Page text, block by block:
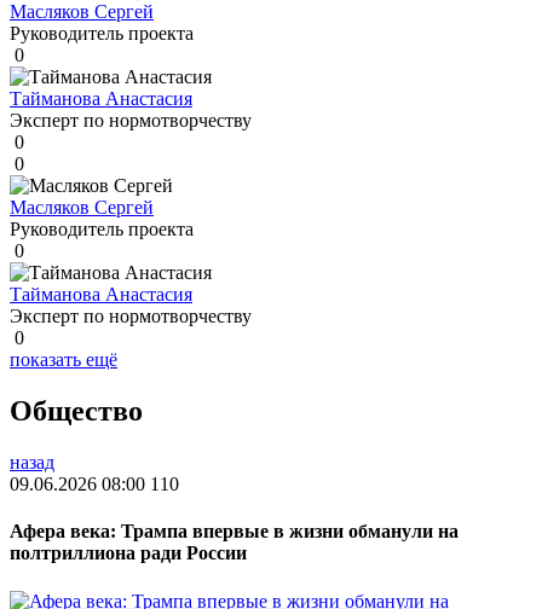
Масляков Сергей
Руководитель проекта
0
Тайманова Анастасия
Эксперт по нормотворчеству
0
0
Масляков Сергей
Руководитель проекта
0
Тайманова Анастасия
Эксперт по нормотворчеству
0
показать ещё
Общество
назад
09.06.2026 08:00 110
Афера века: Трампа впервые в жизни обманули на
полтриллиона ради России